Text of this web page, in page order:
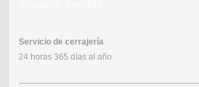
Servicio de cerrajería
24 horas 365 días al año